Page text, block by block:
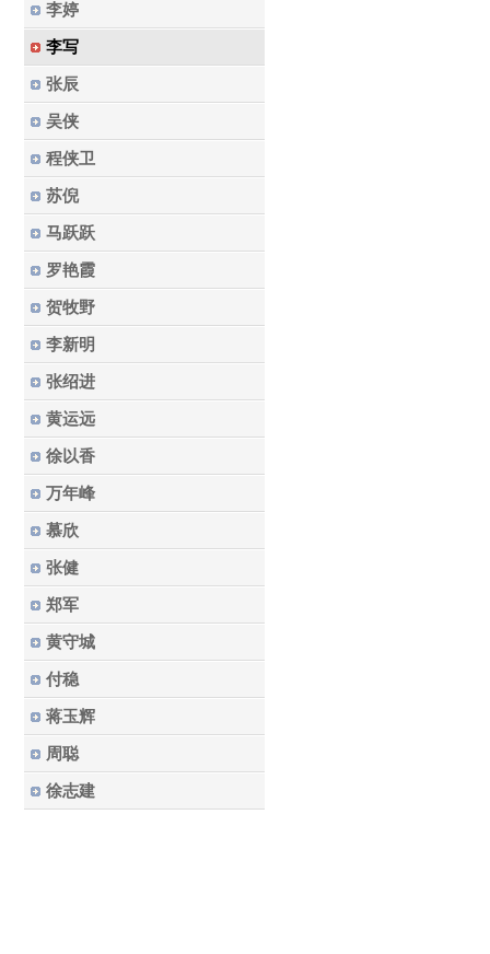
李婷
李写
张辰
吴侠
程侠卫
苏倪
马跃跃
罗艳霞
贺牧野
李新明
张绍进
黄运远
徐以香
万年峰
慕欣
张健
郑军
黄守城
付稳
蒋玉辉
周聪
徐志建